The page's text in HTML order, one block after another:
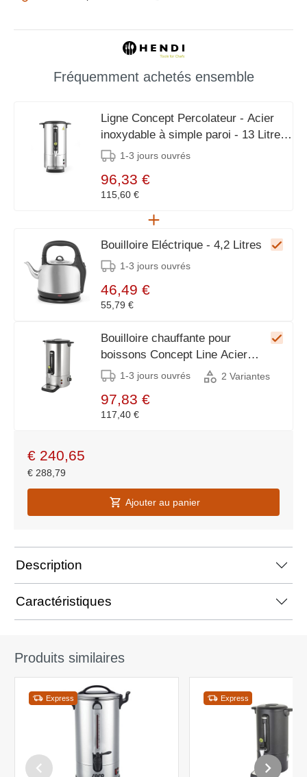
Fréquemment achetés ensemble
Ligne Concept Percolateur - Acier
inoxydable à simple paroi - 13 Litres
- 357x380x (H) 502mm
1-3 jours ouvrés
96,33 €
115,60 €
Bouilloire Eléctrique - 4,2 Litres
1-3 jours ouvrés
46,49 €
55,79 €
Bouilloire chauffante pour
boissons Concept Line Acier
inoxydable - 16 Litres -
357x380x (H) 502mm
1-3 jours ouvrés 2 Variantes
97,83 €
117,40 €
€ 240,65
€ 288,79
Ajouter au panier
Description
Caractéristiques
Produits similaires
Express Express